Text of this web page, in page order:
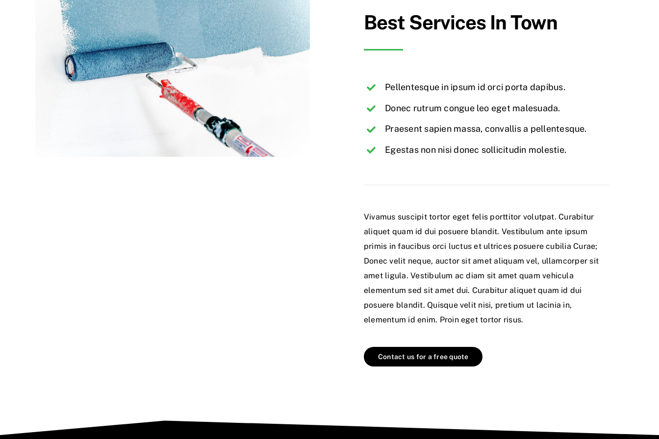
Best Services In Town
Pellentesque in ipsum id orci porta dapibus.
Donec rutrum congue leo eget malesuada.
Praesent sapien massa, convallis a pellentesque.
Egestas non nisi donec sollicitudin molestie.
Vivamus suscipit tortor eget felis porttitor volutpat. Curabitur
aliquet quam id dui posuere blandit. Vestibulum ante ipsum
primis in faucibus orci luctus et ultrices posuere cubilia Curae;
Donec velit neque, auctor sit amet aliquam vel, ullamcorper sit
amet ligula. Vestibulum ac diam sit amet quam vehicula
elementum sed sit amet dui. Curabitur aliquet quam id dui
posuere blandit. Quisque velit nisi, pretium ut lacinia in,
elementum id enim. Proin eget tortor risus.
Contact us for a free quote